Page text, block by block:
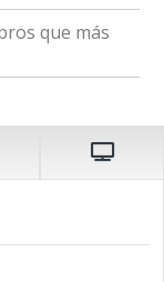
que más